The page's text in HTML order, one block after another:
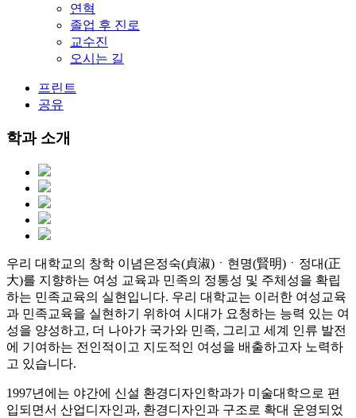
연혁
졸업 후 진로
교수진
오시는 길
프린트
공유
학과 소개
우리 대학교의 창학 이념은정숙(貞淑)ㆍ현명(賢明)ㆍ정대(正
大)를 지향하는 여성 교육과 민족의 정통성 및 주체성을 확립
하는 민족교육의 실현입니다. 우리 대학교는 이러한 여성교육
과 민족교육을 실현하기 위하여 시대가 요청하는 능력 있는 여
성을 양성하고, 더 나아가 국가와 민족, 그리고 세계 인류 발전
에 기여하는 전인적이고 지도적인 여성을 배출하고자 노력하
고 있습니다.
1997년에는 야간에 신설 환경디자인학과가 미술대학으로 편
입되면서 산업디자인과, 환경디자인과 구조로 확대 운영되었